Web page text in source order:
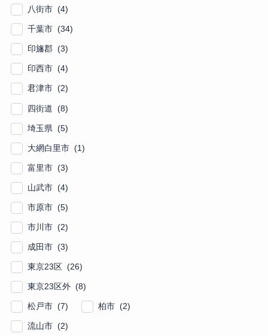
八街市 (4)
千葉市 (34)
印旛郡 (3)
印西市 (4)
君津市 (2)
四街道 (8)
埼玉県 (5)
大網白里市 (1)
富里市 (3)
山武市 (4)
市原市 (5)
市川市 (2)
成田市 (3)
東京23区 (26)
東京23区外 (8)
松戸市 (7) 柏市 (2)
流山市 (2)